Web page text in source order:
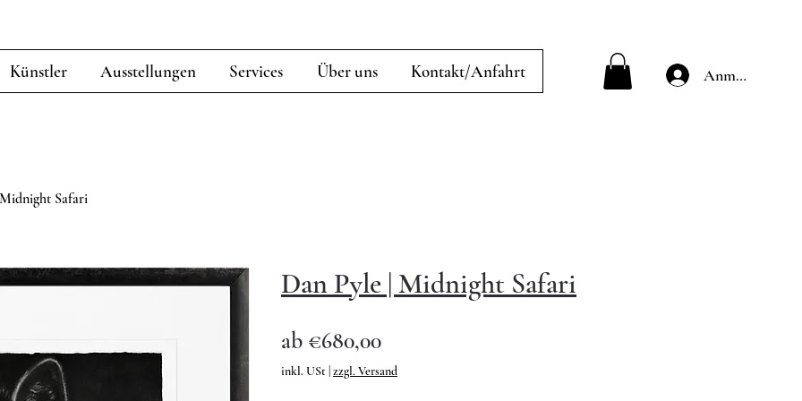
Künstler Ausstellungen Services Über uns Kontakt/Anfahrt Anmelden
Safari
Dan Pyle | Midnight Safari
ab €680,00Sale-
Preis
inkl. USt zzgl. Versand